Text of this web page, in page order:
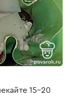
15-20